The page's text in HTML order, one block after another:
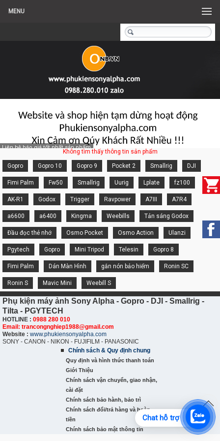
MENU
Liên hệ báo giá tốt nhất sản phẩm
Không tìm thấy thông tin sản phẩm
Gopro Gopro 10 Gopro 9 Pocket 2 Smallrig DJI
Fimi Palm Fw50 Smallrig Uurig Lplate fz100
AK-R1 Godox Trigger Ravpower A7III A7R4
a6600 a6400 Kingma Weebills Tản sáng Godox
Đầu đọc thẻ nhớ Osmo Pocket Osmo Action Ulanzi
Pgytech Gopro Mini Tripod Telesin Gopro 8
Fimi Palm Dán Màn Hình gắn nón bảo hiểm Ronin SC
Ronin S Mavic Mini Weebill S
Phụ kiện máy ảnh Sony Alpha - Gopro - DJI - Smallrig -
Tilta - PGYTECH
HOTLINE : 0988 280 010
Email: trancongnghiep1988@gmail.com
Website : www.phukiensonyalpha.com
SONY - CANON - NIKON - FUJIFILM - PANASONIC
Chính sách & Quy định chung
Quy định và hình thức thanh toán
Giới Thiệu
Chính sách vận chuyển, giao nhận,
cài đặt
Chính sách bảo hành, bảo trì
Chính sách đổi/trả hàng và hoàn
tiền
Chính sách bảo mật thông tin
Chat hỗ trợ